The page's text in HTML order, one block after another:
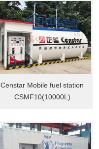
Censtar Mobile fuel station
CSMF10(10000L)